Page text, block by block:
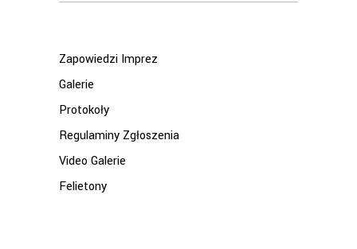
Zapowiedzi Imprez
Galerie
Protokoły
Regulaminy Zgłoszenia
Video Galerie
Felietony